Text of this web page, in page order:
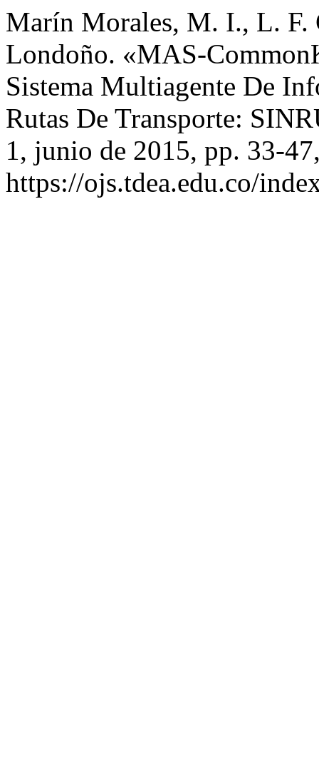
Marín Morales, M. I., L.
Londoño. «MAS-
Sistema Multiagente De
Rutas De Transporte:
1, junio de 2015, pp. 33-
https://ojs.tdea.edu.co/